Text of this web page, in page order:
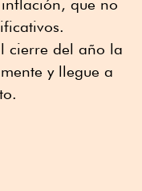
que no
cierre del año la
y llegue a